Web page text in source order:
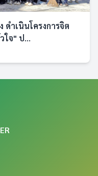
ดำเนินโครงการจิต
ใจ" ป...